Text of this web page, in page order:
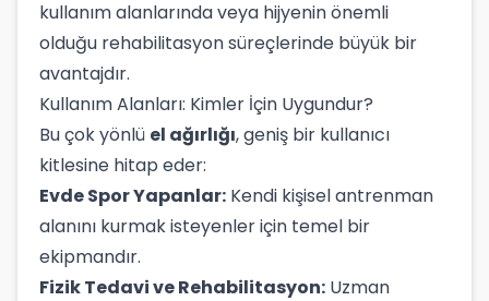
kullanım alanlarında veya hijyenin önemli
olduğu rehabilitasyon süreçlerinde büyük bir
avantajdır.
Kullanım Alanları: Kimler İçin Uygundur?
Bu çok yönlü el ağırlığı, geniş bir kullanıcı
kitlesine hitap eder:
Evde Spor Yapanlar: Kendi kişisel antrenman
alanını kurmak isteyenler için temel bir
ekipmandır.
Fizik Tedavi ve Rehabilitasyon: Uzman